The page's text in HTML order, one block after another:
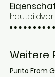
Weitere
Purito From